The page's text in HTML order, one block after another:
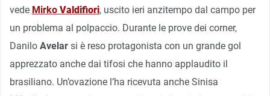
vede Mirko Valdifiori, uscito ieri anzitempo dal campo per
un problema al polpaccio. Durante le prove dei corner,
Danilo Avelar si è reso protagonista con un grande gol
apprezzato anche dai tifosi che hanno applaudito il
brasiliano. Un’ovazione l’ha ricevuta anche Sinisa